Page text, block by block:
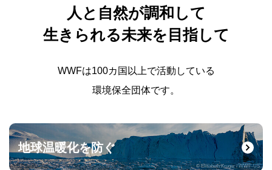
人と自然が調和して
生きられる未来を目指して
WWFは100カ国以上で活動している
環境保全団体です。
地球温暖化を防ぐ
© Elisabeth Kruger / WWF-US